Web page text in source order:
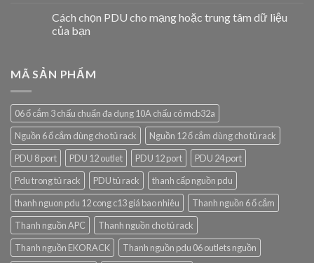
Cách chọn PDU cho mạng hoặc trung tâm dữ liệu
của bạn
MÃ SẢN PHẨM
06 ổ cắm 3 chấu chuẩn đa dụng 10A chấu có mcb32a
Nguồn 6 ổ cắm dùng cho tủ rack
Nguồn 12 ổ cắm dùng cho tủ rack
PDU 8 port
PDU 12 outlet PDU 12 port
PDU 24 port
Pdu trong tủ rack
PDU tủ rack
thanh cấp nguồn pdu
thanh nguon pdu 12 cong c13 giá bao nhiêu
Thanh nguồn 6 ổ cắm
Thanh nguồn APC
Thanh nguồn cho tủ rack
Thanh nguồn EKORACK
Thanh nguồn pdu 06 outlets nguồn